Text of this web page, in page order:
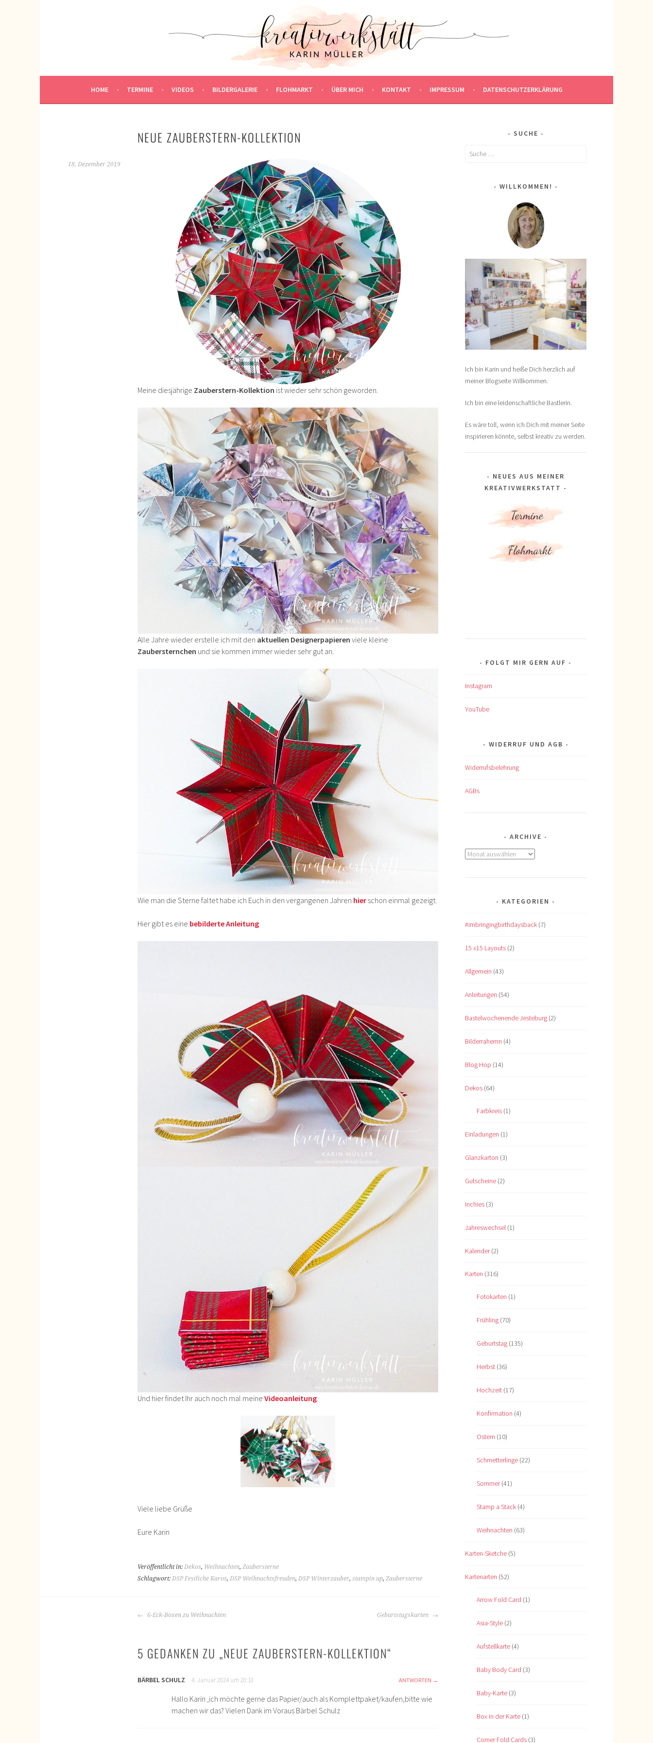
KREATIVWERKSTATT
HOME TERMINE VIDEOS BILDERGALERIE FLOHMARKT ÜBER MICH KONTAKT IMPRESSUM DATENSCHUTZERKLÄRUNG
NEUE ZAUBERSTERN-KOLLEKTION
18. Dezember 2019
Meine diesjährige Zauberstern-Kollektion ist wieder sehr schön geworden.
Alle Jahre wieder erstelle ich mit den aktuellen Designerpapieren viele kleine
Zaubersternchen und sie kommen immer wieder sehr gut an.
Wie man die Sterne faltet habe ich Euch in den vergangenen Jahren hier schon einmal gezeigt.
Hier gibt es eine bebilderte Anleitung
Und hier findet Ihr auch noch mal meine Videoanleitung.
Viele liebe Grüße
Eure Karin
Veröffentlicht in: Dekos, Weihnachten, Zaubersterne
Schlagwort: DSP Festliche Karos, DSP Weihnachtsfreuden, DSP Winterzauber, stampin up, Zaubersterne
BEITRAGS-
6-Eck-Boxen zu Weihnachten Geburtstagskarten
5 GEDANKEN ZU „NEUE ZAUBERSTERN-KOLLEKTION“
BÄRBEL SCHULZ 4. Januar 2024 um 20:10 ANTWORTEN
Hallo Karin ,ich möchte gerne das Papier/auch als Komplettpaket/kaufen,bitte wie
machen wir das? Vielen Dank im Voraus Bärbel Schulz
SUCHE
Suche
WILLKOMMEN!
Ich bin Karin und heiße Dich herzlich auf
meiner Blogseite Willkommen.
Ich bin eine leidenschaftliche Bastlerin.
Es wäre toll, wenn ich Dich mit meiner Seite
inspirieren könnte, selbst kreativ zu werden.
NEUES AUS MEINER
KREATIVWERKSTATT
FOLGT MIR GERN AUF
Instagram
YouTube
WIDERRUF UND AGB
Widerrufsbelehrung
AGBs
ARCHIVE
Archive
KATEGORIEN
#imbringingbirthdaysback (7)
15 x15 Layouts (2)
Allgemein (43)
Anleitungen (54)
Bastelwochenende Jesteburg (2)
Bilderrahemn (4)
Blog Hop (14)
Dekos (64)
Farbkreis (1)
Einladungen (1)
Glanzkarton (3)
Gutscheine (2)
Inchies (3)
Jahreswechsel (1)
Kalender(2)
Karten (316)
Fotokarten (1)
Frühling (70)
Geburtstag (135)
Herbst (36)
Hochzeit (17)
Konfirmation (4)
Ostern (10)
Schmetterlinge (22)
Sommer(41)
Stamp a Stack (4)
Weihnachten (63)
Karten-Sketche (5)
Kartenarten (52)
Arrow Fold Card (1)
Asia-Style (2)
Aufstellkarte (4)
Baby Body Card (3)
Baby-Karte (3)
Box in der Karte (1)
Corner Fold Cards (3)